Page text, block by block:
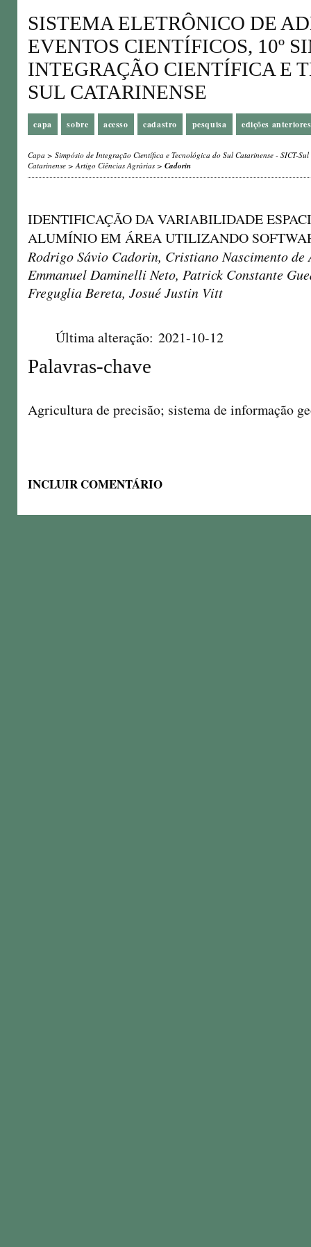
SISTEMA ELETRÔNICO DE
EVENTOS CIENTÍFICOS, 10º
INTEGRAÇÃO CIENTÍFICA E
SUL CATARINENSE
capa sobre acesso cadastro pesquisa edições anteriores
Capa > Simpósio de Integração Científica e Tecnológica do Sul Catarinense - SICT-Sul
Catarinense >Artigo Ciências Agrárias > Cadorin
IDENTIFICAÇÃO DA VARIABILIDADE
ALUMÍNIO EM ÁREA UTILIZANDO
Rodrigo Sávio Cadorin, Cristiano Nascimento
Emmanuel Daminelli Neto, Patrick Constante
Freguglia Bereta, Josué Justin Vitt
Última alteração: 2021-10-12
Palavras-chave
Agricultura de precisão; sistema de informação
INCLUIR COMENTÁRIO